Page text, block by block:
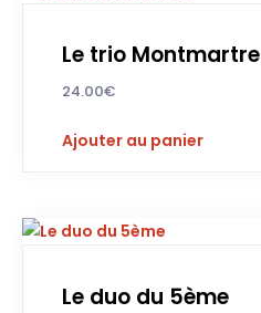
Le trio Montmartre
24.00€
Ajouter au panier
Le duo du 5ème